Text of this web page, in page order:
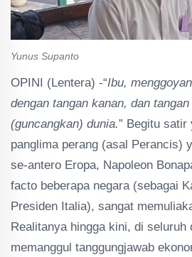
Yunus Supanto
OPINI (Lentera) -“Ibu,
dengan tangan kanan, dan
(guncangkan) dunia.” Begitu satir
panglima perang (asal Perancis)
se-antero Eropa, Napoleon
facto beberapa negara (sebagai
Presiden Italia), sangat
Realitanya hingga kini, di seluruh
memanggul tanggungjawab